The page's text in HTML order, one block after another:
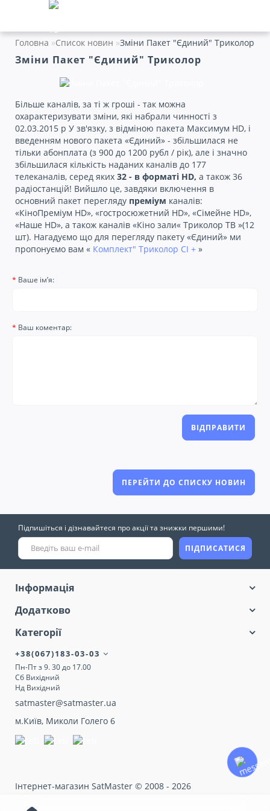
Головна Список новин Зміни Пакет "Єдиний" Триколор
Зміни Пакет "Єдиний" Триколор
Більше каналів, за ті ж гроші - так можна
охарактеризувати зміни, які набрали чинності з
02.03.2015 р У зв'язку, з відміною пакета Максимум HD, і
введенням нового пакета «Єдиний» - збільшилася не
тільки абонплата (з 900 до 1200 рубл / рік), але і значно
збільшилася кількість наданих каналів до 177
телеканалів, серед яких 32 - в форматі HD, а також 36
радіостанцій! Вийшло це, завдяки включення в
основний пакет перегляду преміум каналів:
«КіноПреміум HD», «гостросюжетний HD», «Сімейне HD»,
«Наше HD», а також каналів «Кіно зали« Триколор ТВ »(12
шт). Нагадуємо що для перегляду пакету «Єдиний» ми
пропонуємо вам « Комплект" Триколор CI + »
Ваше ім’я:
Ваш коментар:
ВІДПРАВИТИ
ПЕРЕЙТИ ДО СПИСКУ НОВИН
Підпишіться і дізнавайтеся про акції та знижки першими!
ПІДПИСАТИСЯ
Інформація
Додатково
Категорії
+38(067)183-03-03
Пн-Пт з 9. 30 до 17.00
Сб Вихідний
Нд Вихідний
satmaster@satmaster.ua
м.Київ, Миколи Голего 6
Інтернет-магазин SatMaster © 2008 - 2026